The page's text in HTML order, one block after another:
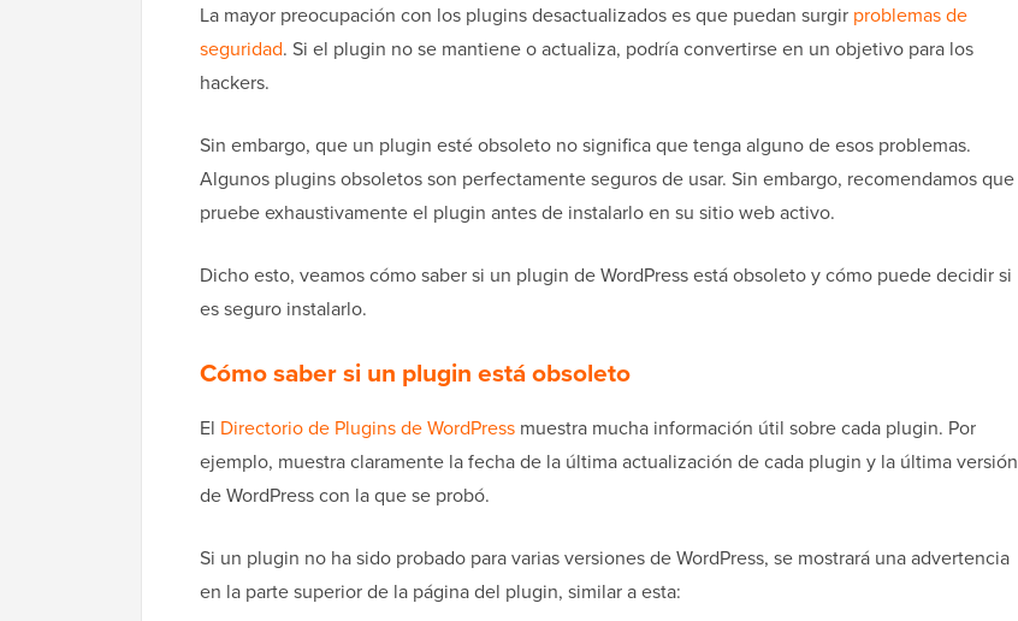
La mayor preocupación con los plugins desactualizados es que puedan surgir problemas de
seguridad. Si el plugin no se mantiene o actualiza, podría convertirse en un objetivo para los
hackers.
Sin embargo, que un plugin esté obsoleto no significa que tenga alguno de esos problemas.
Algunos plugins obsoletos son perfectamente seguros de usar. Sin embargo, recomendamos que
pruebe exhaustivamente el plugin antes de instalarlo en su sitio web activo.
Dicho esto, veamos cómo saber si un plugin de WordPress está obsoleto y cómo puede decidir si
es seguro instalarlo.
Cómo saber si un plugin está obsoleto
El Directorio de Plugins de WordPress muestra mucha información útil sobre cada plugin. Por
ejemplo, muestra claramente la fecha de la última actualización de cada plugin y la última versión
de WordPress con la que se probó.
Si un plugin no ha sido probado para varias versiones de WordPress, se mostrará una advertencia
en la parte superior de la página del plugin, similar a esta: